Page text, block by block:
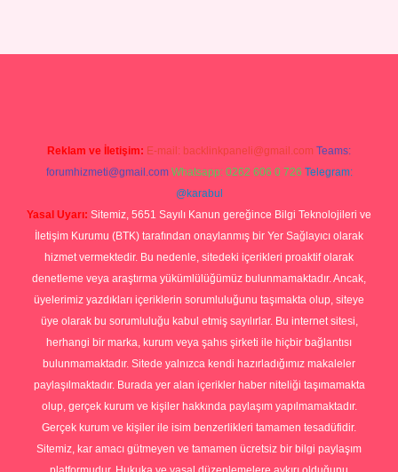
Reklam ve İletişim: E-mail: backlinkpaneli@gmail.com Teams:
forumhizmeti@gmail.com Whatsapp: 0262 606 0 726 Telegram:
@karabul
Yasal Uyarı: Sitemiz, 5651 Sayılı Kanun gereğince Bilgi Teknolojileri ve
İletişim Kurumu (BTK) tarafından onaylanmış bir Yer Sağlayıcı olarak
hizmet vermektedir. Bu nedenle, sitedeki içerikleri proaktif olarak
denetleme veya araştırma yükümlülüğümüz bulunmamaktadır. Ancak,
üyelerimiz yazdıkları içeriklerin sorumluluğunu taşımakta olup, siteye
üye olarak bu sorumluluğu kabul etmiş sayılırlar. Bu internet sitesi,
herhangi bir marka, kurum veya şahıs şirketi ile hiçbir bağlantısı
bulunmamaktadır. Sitede yalnızca kendi hazırladığımız makaleler
paylaşılmaktadır. Burada yer alan içerikler haber niteliği taşımamakta
olup, gerçek kurum ve kişiler hakkında paylaşım yapılmamaktadır.
Gerçek kurum ve kişiler ile isim benzerlikleri tamamen tesadüfidir.
Sitemiz, kar amacı gütmeyen ve tamamen ücretsiz bir bilgi paylaşım